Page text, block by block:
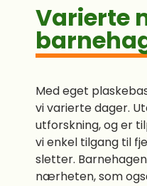
Varierte
Med eget
vi varierte dager.
utforskning, og er
vi enkel tilgang til
sletter.
nærheten, som